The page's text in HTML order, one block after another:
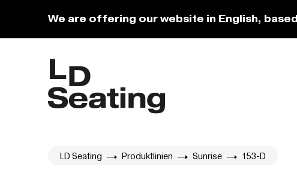
We are offering our website in English,
LD Seating Produktlinien Sunrise 153-D